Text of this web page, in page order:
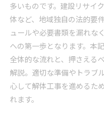
多いものです。建設リサイ
体など、地域独自の法的要
ュールや必要書類を漏れな
への第一歩となります。本
全体的な流れと、押さえる
解説。適切な準備やトラブ
心して解体工事を進めるた
れます。